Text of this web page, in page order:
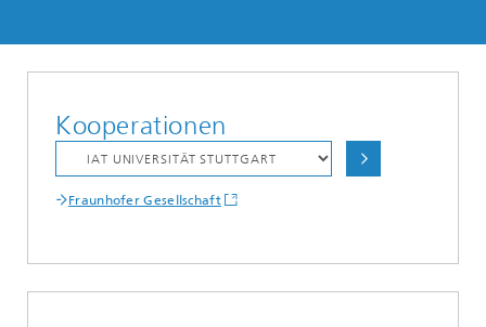
Kooperationen
Fraunhofer Gesellschaft